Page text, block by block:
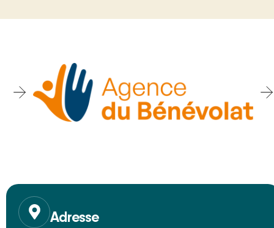
Adresse